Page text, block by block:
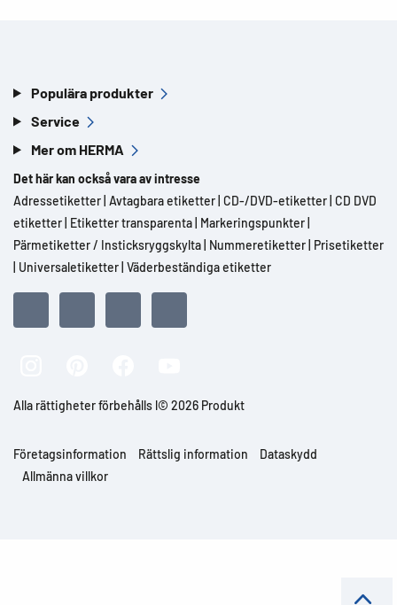
Populära produkter
Service
Mer om HERMA
Det här kan också vara av intresse
Adressetiketter Avtagbara etiketter CD-/DVD-etiketter CD DVD
etiketter Etiketter transparenta Markeringspunkter
Pärmetiketter / Insticksryggskylta Nummeretiketter Prisetiketter
Universaletiketter Väderbeständiga etiketter
Alla rättigheter förbehålls l© 2026 Produkt
Företagsinformation Rättslig information
Dataskydd
Allmänna villkor